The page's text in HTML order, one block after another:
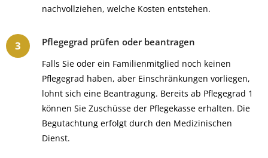
nachvollziehen, welche Kosten entstehen.
Pflegegrad prüfen oder beantragen
Falls Sie oder ein Familienmitglied noch keinen
Pflegegrad haben, aber Einschränkungen vorliegen,
lohnt sich eine Beantragung. Bereits ab Pflegegrad 1
können Sie Zuschüsse der Pflegekasse erhalten. Die
Begutachtung erfolgt durch den Medizinischen
Dienst.